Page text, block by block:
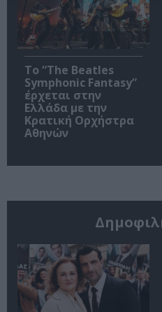
Το “The Beatles
Symphonic Fantasy”
έρχεται στην
Ελλάδα με την
Κρατική Ορχήστρα
Αθηνών